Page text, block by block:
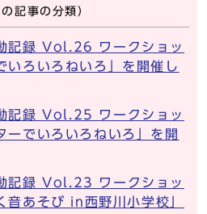
の記事の分類）
記録 Vol.26 ワークショッ
いろいろねいろ」を開催し
記録 Vol.25 ワークショッ
ーでいろいろねいろ」を開
記録 Vol.23 ワークショッ
音あそび in西野川小学校」